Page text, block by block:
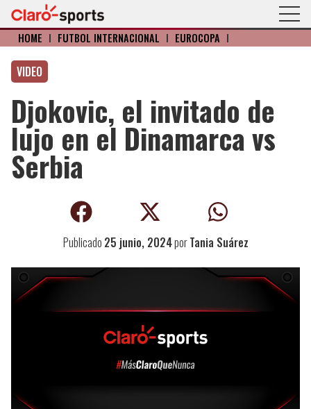
HOME I FÚTBOL INTERNACIONAL I EUROCOPA I
VIDEO
Djokovic, el invitado de
lujo en el Dinamarca vs
Serbia
Publicado 25 junio, 2024porTania Suárez